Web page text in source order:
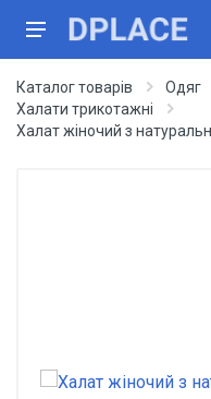
Каталог товарів Одяг
Халати трикотажні
Халат жіночий з